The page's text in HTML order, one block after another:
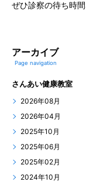
ぜひ診察の待ち時
アーカイブ
Page navigation
さんあい健康教室
2026年08月
2026年04月
2025年10月
2025年06月
2025年02月
2024年10月